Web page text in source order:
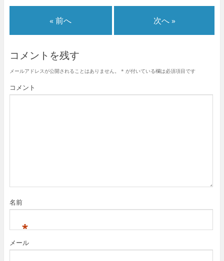
« 前へ 次へ »
コメントを残す
メールアドレスが公開されることはありません。 * が付いている欄は必須項目です
コメント
名前
*
メール